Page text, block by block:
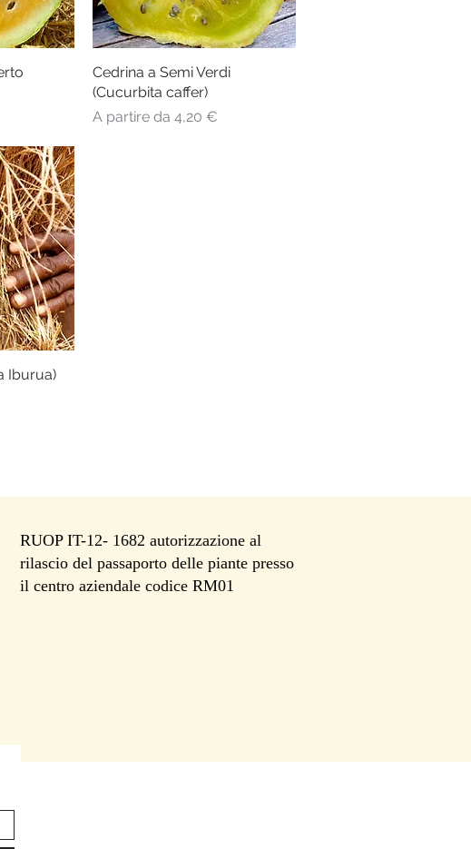
Vista rapida
Cedrina a Semi Verdi
(Cucurbita caffer)
A partire da 4,20 €
Prezzo scontato
Iburua)
RUOP IT-12- 1682 autorizzazione al
rilascio del passaporto delle piante presso
il centro aziendale codice RM01